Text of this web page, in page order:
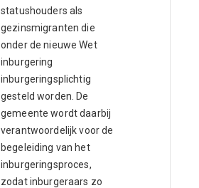
statushouders als
gezinsmigranten die
onder de nieuwe Wet
inburgering
inburgeringsplichtig
gesteld worden. De
gemeente wordt daarbij
verantwoordelijk voor de
begeleiding van het
inburgeringsproces,
zodat inburgeraars zo